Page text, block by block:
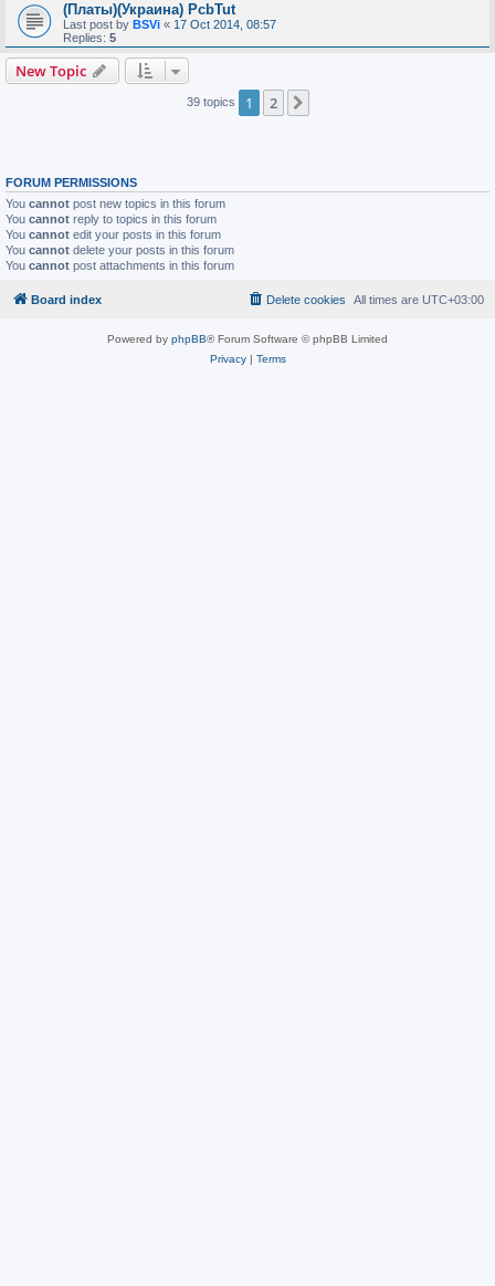
(Платы)(Украина) PcbTut
Last post by BSVi « 17 Oct 2014, 08:57
Replies: 5
New Topic
39 topics 1 2
FORUM PERMISSIONS
You cannot post new topics in this forum
You cannot reply to topics in this forum
You cannot edit your posts in this forum
You cannot delete your posts in this forum
You cannot post attachments in this forum
Board index All times are UTC+03:00
Delete cookies
Powered by phpBB® Forum Software © phpBB Limited
Privacy| Terms